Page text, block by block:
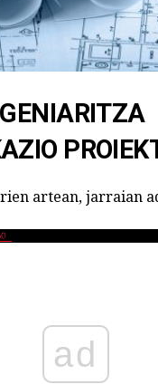
artean, jarraian
ad